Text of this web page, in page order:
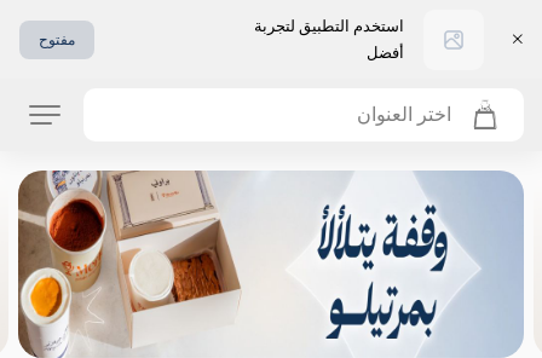
استخدم التطبيق لتجربة
أفضل
مفتوح
اختر العنوان